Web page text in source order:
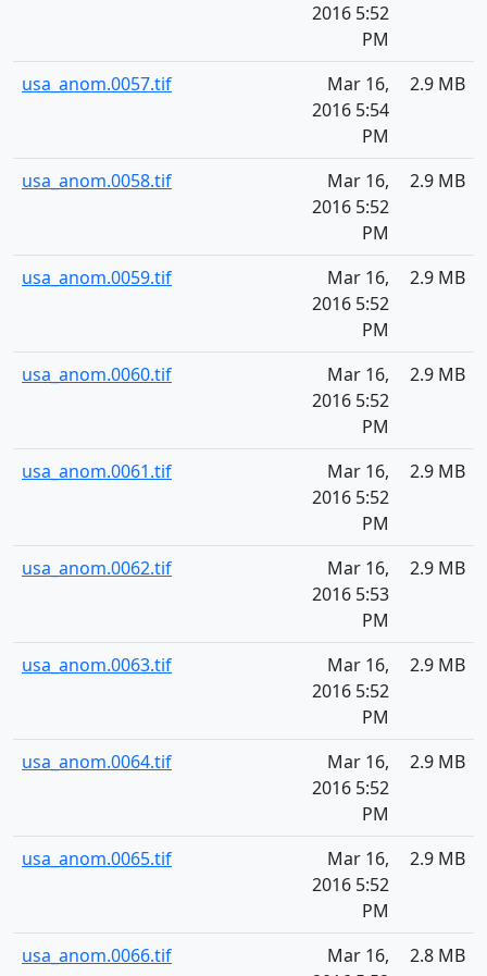
2016 5:52
PM
usa_anom.0057.tif
Mar 16,
2016 5:54
PM
2.9 MB
usa_anom.0058.tif
Mar 16,
2016 5:52
PM
2.9 MB
usa_anom.0059.tif
Mar 16,
2016 5:52
PM
2.9 MB
usa_anom.0060.tif
Mar 16,
2016 5:52
PM
2.9 MB
usa_anom.0061.tif
Mar 16,
2016 5:52
PM
2.9 MB
usa_anom.0062.tif
Mar 16,
2016 5:53
PM
2.9 MB
usa_anom.0063.tif
Mar 16,
2016 5:52
PM
2.9 MB
usa_anom.0064.tif
Mar 16,
2016 5:52
PM
2.9 MB
usa_anom.0065.tif
Mar 16,
2016 5:52
PM
2.9 MB
usa_anom.0066.tif
Mar 16,
2.8 MB